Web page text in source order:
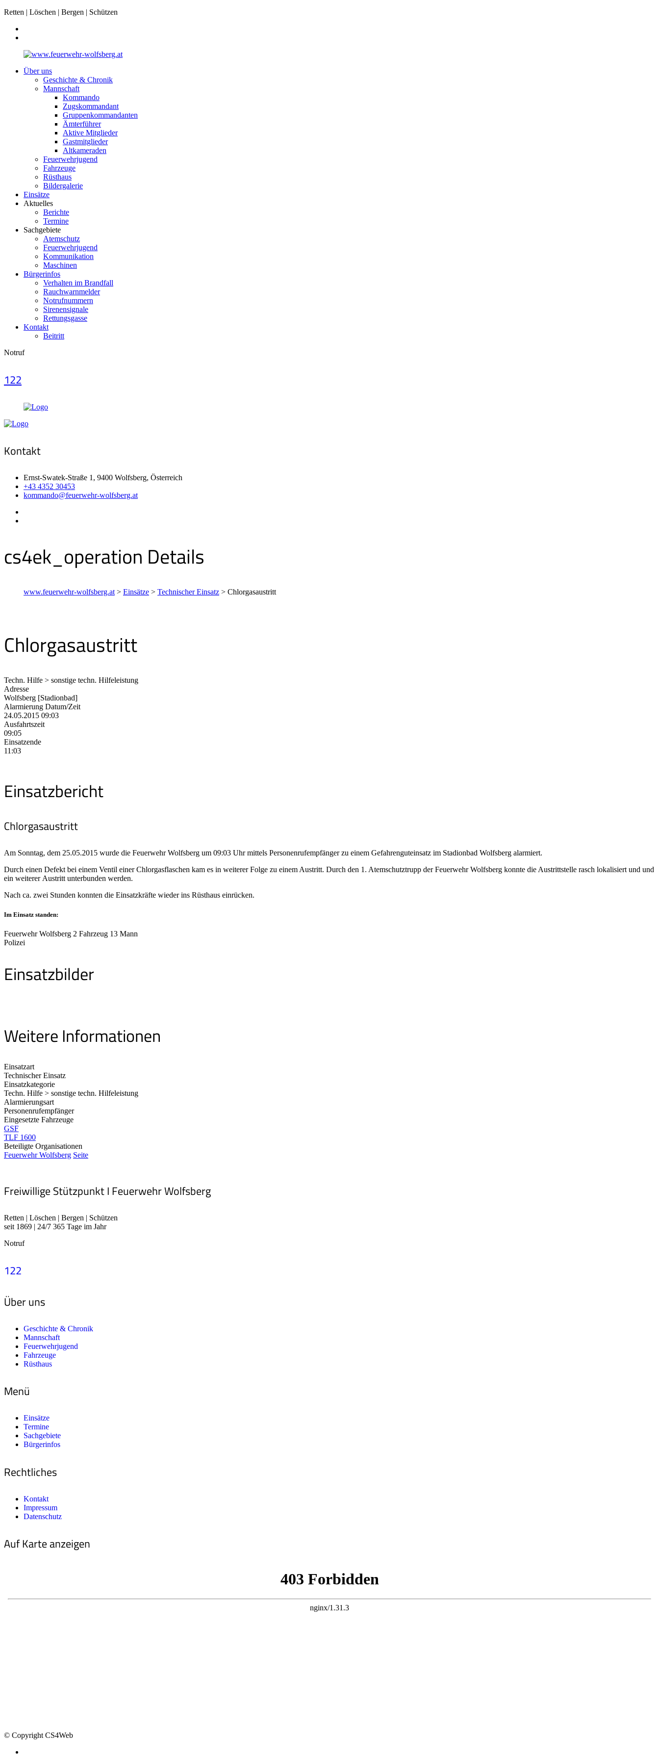
Retten | Löschen | Bergen | Schützen
Über uns
Geschichte & Chronik
Mannschaft
Kommando
Zugskommandant
Gruppenkommandanten
Ämterführer
Aktive Mitglieder
Gastmitglieder
Altkameraden
Feuerwehrjugend
Fahrzeuge
Rüsthaus
Bildergalerie
Einsätze
Aktuelles
Berichte
Termine
Sachgebiete
Atemschutz
Feuerwehrjugend
Kommunikation
Maschinen
Bürgerinfos
Verhalten im Brandfall
Rauchwarnmelder
Notrufnummern
Sirenensignale
Rettungsgasse
Kontakt
Beitritt
Notruf
122
Kontakt
Ernst-Swatek-Straße 1, 9400 Wolfsberg, Österreich
+43 4352 30453
kommando@feuerwehr-wolfsberg.at
cs4ek_operation Details
www.feuerwehr-wolfsberg.at > Einsätze > Technischer Einsatz > Chlorgasaustritt
Chlorgasaustritt
Techn. Hilfe > sonstige techn. Hilfeleistung
Adresse
Wolfsberg [Stadionbad]
Alarmierung Datum/Zeit
24.05.2015 09:03
Ausfahrtszeit
09:05
Einsatzende
11:03
Einsatzbericht
Chlorgasaustritt
Am Sonntag, dem 25.05.2015 wurde die Feuerwehr Wolfsberg um 09:03 Uhr mittels Personenrufempfänger zu einem Gefahrenguteinsatz im Stadionbad Wolfsberg alarmiert.
Durch einen Defekt bei einem Ventil einer Chlorgasflaschen kam es in weiterer Folge zu einem Austritt. Durch den 1. Atemschutztrupp der Feuerwehr Wolfsberg konnte die Austrittstelle rasch lokalisiert und und
ein weiterer Austritt unterbunden werden.
Nach ca. zwei Stunden konnten die Einsatzkräfte wieder ins Rüsthaus einrücken.
Im Einsatz standen:
Feuerwehr Wolfsberg 2 Fahrzeug 13 Mann
Polizei
Einsatzbilder
Weitere Informationen
Einsatzart
Technischer Einsatz
Einsatzkategorie
Techn. Hilfe > sonstige techn. Hilfeleistung
Alarmierungsart
Personenrufempfänger
Eingesetzte Fahrzeuge
GSF
TLF 1600
Beteiligte Organisationen
Feuerwehr Wolfsberg Seite
Freiwillige Stützpunkt I Feuerwehr Wolfsberg
Retten | Löschen | Bergen | Schützen
seit 1869 | 24/7 365 Tage im Jahr
Notruf
122
Über uns
Geschichte & Chronik
Mannschaft
Feuerwehrjugend
Fahrzeuge
Rüsthaus
Menü
Einsätze
Termine
Sachgebiete
Bürgerinfos
Rechtliches
Kontakt
Impressum
Datenschutz
Auf Karte anzeigen
© Copyright CS4Web